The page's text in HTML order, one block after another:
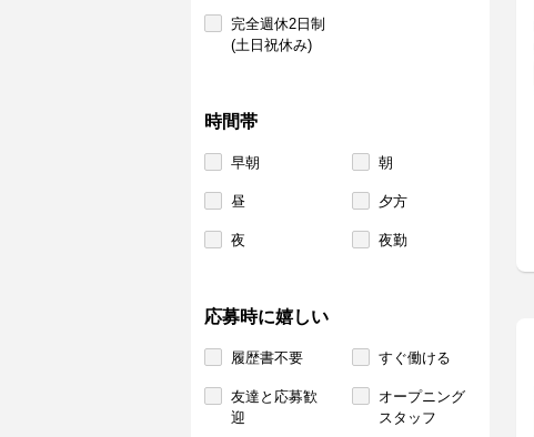
完全週休2日制
(土日祝休み)
時間帯
早朝 朝
昼 夕方
夜 夜勤
応募時に嬉しい
履歴書不要 すぐ働ける
友達と応募歓
迎
オープニング
スタッフ